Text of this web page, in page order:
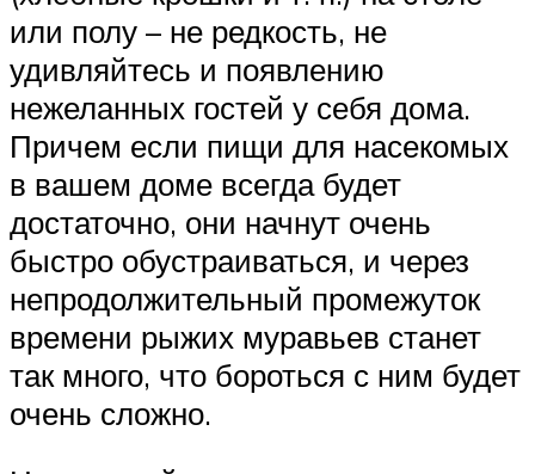
или полу – не редкость, не
удивляйтесь и появлению
нежеланных гостей у себя дома.
Причем если пищи для насекомых
в вашем доме всегда будет
достаточно, они начнут очень
быстро обустраиваться, и через
непродолжительный промежуток
времени рыжих муравьев станет
так много, что бороться с ним будет
очень сложно.